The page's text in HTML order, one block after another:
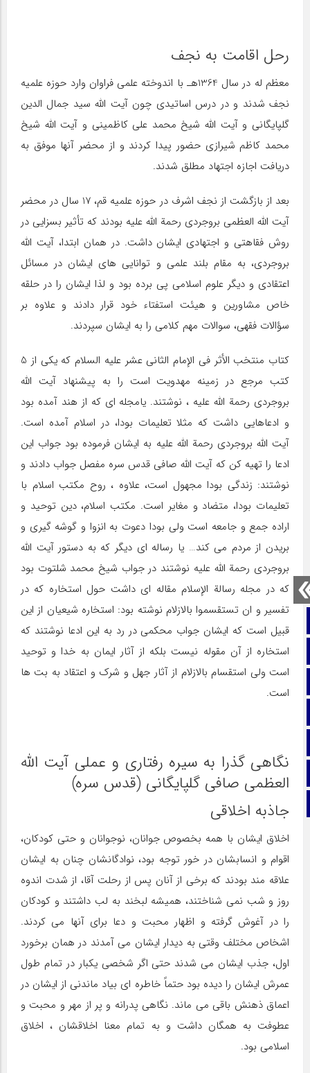
صفحه نخست
تماس با ما
رحل اقامت به نجف
معظم له در سال 1364هـ با اندوخته علمی فراوان وارد حوزه علمیه
نجف شدند و در درس اساتیدی چون آیت الله سید جمال الدین
گلپایگانی و آیت الله شیخ محمد علی کاظمینی و آیت الله شیخ
محمد کاظم شیرازی حضور پیدا کردند و از محضر آنها موفق به
دریافت اجازه اجتهاد مطلق شدند.
بعد از بازگشت از نجف اشرف در حوزه علمیه قم، 17 سال در محضر
آیت الله العظمی بروجردی رحمة الله علیه بودند که تأثیر بسزایی در
روش فقاهتی و اجتهادی ایشان داشت. در همان ابتدا، آیت الله
بروجردی، به مقام بلند علمی و توانایی های ایشان در مسائل
اعتقادی و دیگر علوم اسلامی پی برده بود و لذا ایشان را در حلقه
خاص مشاورین و هیئت استفتاء خود قرار دادند و علاوه بر
سؤالات فقهی، سوالات مهم کلامی را به ایشان سپردند.
کتاب منتخب الأثر فی الإمام الثانی عشر علیه السلام که یکی از 5
کتب مرجع در زمینه مهدویت است را به پیشنهاد آیت الله
بروجردی رحمة الله علیه ، نوشتند. یامجله ای که از هند آمده بود
و ادعاهایی داشت که مثلا تعلیمات بودا، در اسلام آمده است.
آیت الله بروجردی رحمة الله علیه به ایشان فرموده بود جواب این
ادعا را تهیه کن که آیت الله صافی قدس سره مفصل جواب دادند و
نوشتند: زندگی بودا مجهول است، علاوه ، روح مکتب اسلام با
تعلیمات بودا، متضاد و مغایر است. مکتب اسلام، دین توحید و
اراده جمع و جامعه است ولی بودا دعوت به انزوا و گوشه گیری و
بریدن از مردم می کند… یا رساله ای دیگر که به دستور آیت الله
بروجردی رحمة الله علیه نوشتند در جواب شیخ محمد شلتوت بود
که در مجله رسالة الإسلام مقاله ای داشت حول استخاره که در
تفسیر و ان تستقسموا بالازلام نوشته بود: استخاره شیعیان از این
قبیل است که ایشان جواب محکمی در رد به این ادعا نوشتند که
استخاره از آن مقوله نیست بلکه از آثار ایمان به خدا و توحید
است ولی استقسام بالازلام از آثار جهل و شرک و اعتقاد به بت ها
است.
نگاهی گذرا به سیره رفتاری و عملی آیت الله
العظمی صافی گلپایگانی (قدس سره)
جاذبه اخلاقی
اخلاق ایشان با همه بخصوص جوانان، نوجوانان و حتی کودکان،
اقوام و انسابشان در خور توجه بود، نوادگانشان چنان به ایشان
علاقه مند بودند که برخی از آنان پس از رحلت آقا، از شدت اندوه
روز و شب نمی شناختند، همیشه لبخند به لب داشتند و کودکان
را در آغوش گرفته و اظهار محبت و دعا برای آنها می کردند.
اشخاص مختلف وقتی به دیدار ایشان می آمدند در همان برخورد
اول، جذب ایشان می شدند حتی اگر شخصی یکبار در تمام طول
عمرش ایشان را دیده بود حتماً خاطره ای بیاد ماندنی از ایشان در
اعماق ذهنش باقی می ماند. نگاهی پدرانه و پر از مهر و محبت و
عطوفت به همگان داشت و به تمام معنا اخلاقشان ، اخلاق
اسلامی بود.